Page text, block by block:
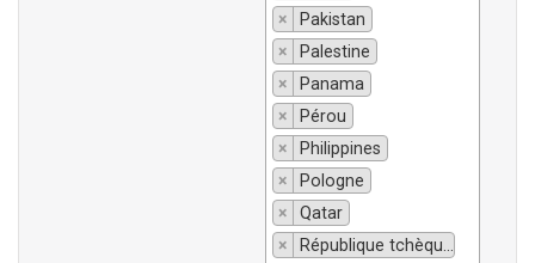
×
Pakistan
×
Palestine
×
Panama
×
Pérou
×
Philippines
×
Pologne
×
Qatar
×
République tchèque